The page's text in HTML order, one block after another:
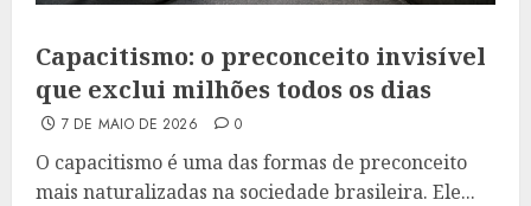
Capacitismo: o preconceito invisível
que exclui milhões todos os dias
7 DE MAIO DE 2026 0
O capacitismo é uma das formas de preconceito
mais naturalizadas na sociedade brasileira. Ele...